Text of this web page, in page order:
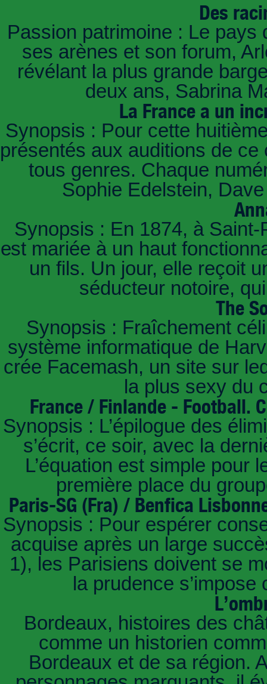
Des
Passion patrimoine : Le pays
ses arènes et son forum,
révélant la plus grande
deux ans, Sabrina
La France a un
Synopsis : Pour cette
présentés aux auditions de
tous genres. Chaque
Sophie Edelstein,
Synopsis : En 1874, à
est mariée à un haut
un fils. Un jour, elle reçoit
séducteur notoire,
The
Synopsis : Fraîchement
système informatique de
crée Facemash, un site sur
la plus sexy du
France / Finlande - Football.
Synopsis : L’épilogue des
s’écrit, ce soir, avec la
L’équation est simple pour
première place du
Paris-SG (Fra) / Benfica
Synopsis : Pour espérer
acquise après un large
1), les Parisiens doivent se
la prudence
Bordeaux, histoires des
comme un historien
Bordeaux et de sa région.